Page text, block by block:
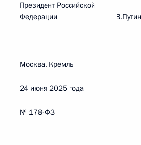
Президент Российской
Федерации В.Путин
Москва, Кремль
24 июня 2025 года
№ 178-ФЗ